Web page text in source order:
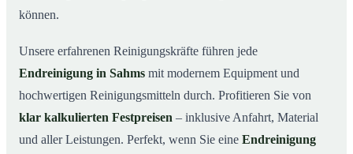
können.
Unsere erfahrenen Reinigungskräfte führen jede
Endreinigung in Sahms mit modernem Equipment und
hochwertigen Reinigungsmitteln durch. Profitieren Sie von
klar kalkulierten Festpreisen – inklusive Anfahrt, Material
und aller Leistungen. Perfekt, wenn Sie eine Endreinigung